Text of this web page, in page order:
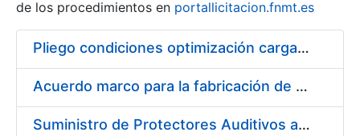
de los procedimientos en portallicitacion.fnmt.es
Pliego condiciones optimización cargas compras firmado
Acuerdo marco para la fabricación de piezas
Suministro de Protectores Auditivos a medida para las personas trabajadoras de los Centros de Trabajo de Madrid y Burgos